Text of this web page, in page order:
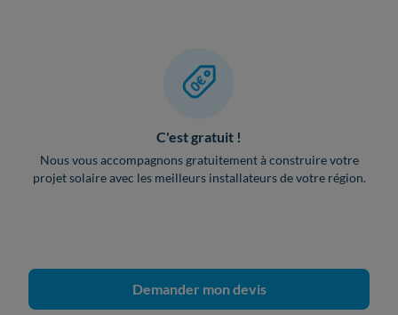
C'est gratuit !
Nous vous accompagnons gratuitement à construire votre
projet solaire avec les meilleurs installateurs de votre région.
Demander mon devis